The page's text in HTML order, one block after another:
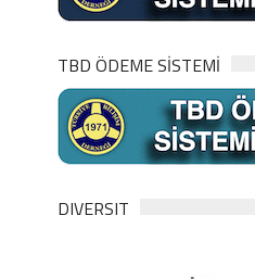
TBD ÖDEME SİSTEMİ
DIVERSIT